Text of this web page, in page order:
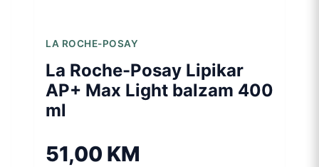
LA ROCHE-POSAY
La Roche-Posay Lipikar
AP+ Max Light balzam 400
ml
51,00 KM